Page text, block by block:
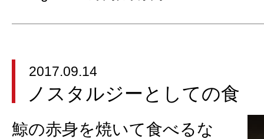
2017.09.14
ノスタルジーとしての食
鯨の赤身を焼いて食べるな